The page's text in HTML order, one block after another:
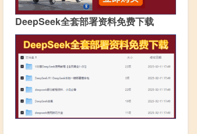
DeepSeek全套部署资料免费下载